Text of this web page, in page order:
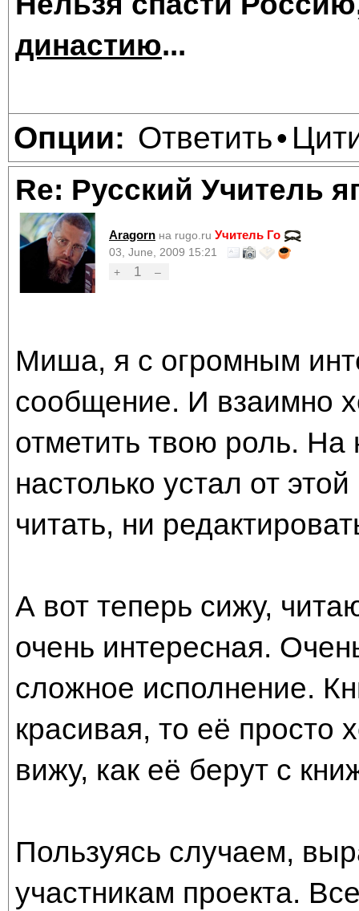
династию...
Опции: Ответить•
Re: Русский Учитель
Aragorn на rugo.ru Учитель Го
03, June, 2009 15:21
+
1 –
Миша, я с огромным
сообщение. И взаимно
отметить твою роль. На
настолько устал от
читать, ни
А вот теперь сижу,
очень интересная.
сложное исполнение.
красивая, то её просто
вижу, как её берут с
Пользуясь случаем,
участникам проекта.